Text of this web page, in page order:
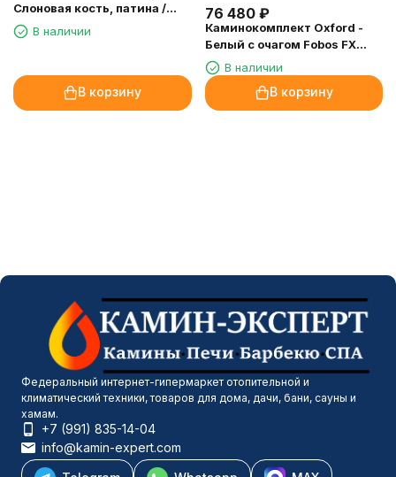
Слоновая кость, патина /
Шампань (Высота 1070мм) с
очагом Symphony 26''
В наличии
В корзину
76 480 ₽
Каминокомплект Oxford -
Белый с очагом Fobos FX
BrassВ наличии
В корзину
Федеральный интернет-гипермаркет отопительной и
климатический техники, товаров для дома, дачи, бани, сауны и
хамам.
+7 (991) 835-14-04
info@kamin-expert.com